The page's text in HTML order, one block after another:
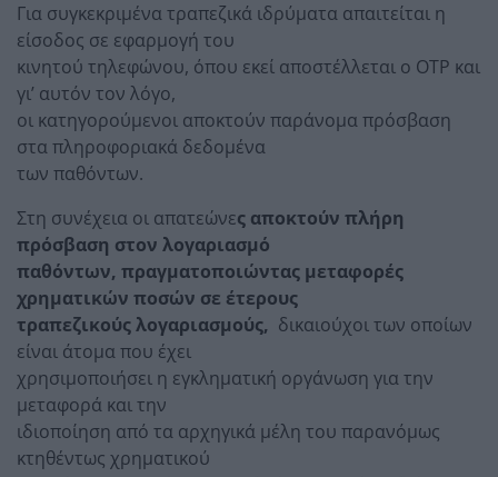
Για συγκεκριμένα τραπεζικά ιδρύματα απαιτείται η
είσοδος σε εφαρμογή του
κινητού τηλεφώνου, όπου εκεί αποστέλλεται ο OTP και
γι’ αυτόν τον λόγο,
οι κατηγορούμενοι αποκτούν παράνομα πρόσβαση
στα πληροφοριακά δεδομένα
των παθόντων.
Στη συνέχεια οι απατεώνες αποκτούν πλήρη
πρόσβαση στον λογαριασμό
παθόντων, πραγματοποιώντας μεταφορές
χρηματικών ποσών σε έτερους
τραπεζικούς λογαριασμούς, δικαιούχοι των οποίων
είναι άτομα που έχει
χρησιμοποιήσει η εγκληματική οργάνωση για την
μεταφορά και την
ιδιοποίηση από τα αρχηγικά μέλη του παρανόμως
κτηθέντως χρηματικού